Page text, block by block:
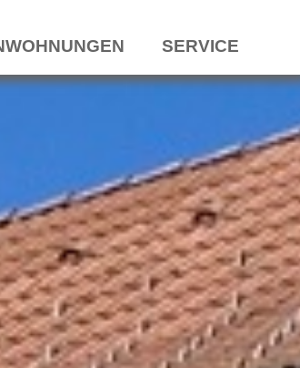
SERVICE